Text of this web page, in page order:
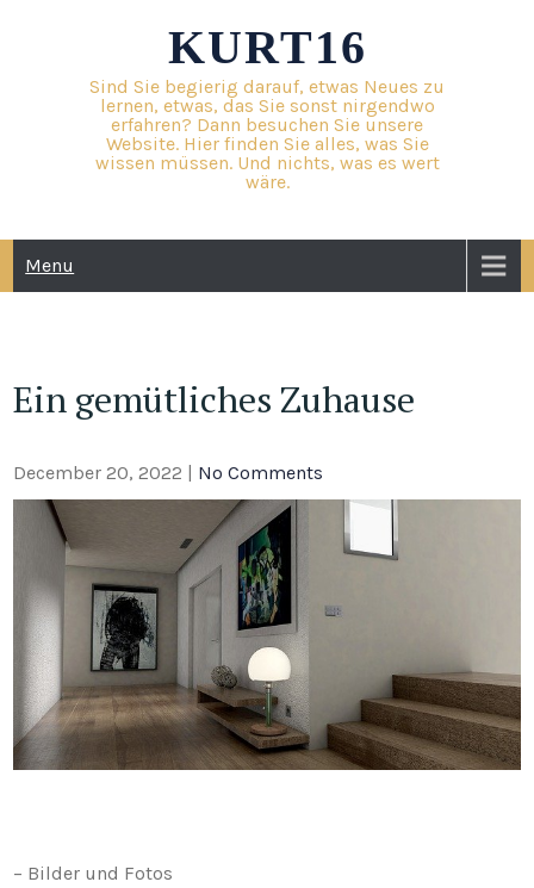
KURT16
Sind Sie begierig darauf, etwas Neues zu
lernen, etwas, das Sie sonst nirgendwo
erfahren? Dann besuchen Sie unsere
Website. Hier finden Sie alles, was Sie
wissen müssen. Und nichts, was es wert
wäre.
Menu
Ein gemütliches Zuhause
December 20, 2022 | No Comments
– Bilder und Fotos